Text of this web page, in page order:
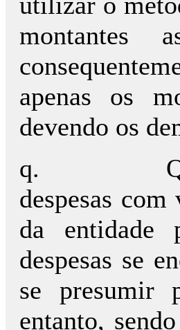
montantes
apenas os
devendo os
q.
despesas
da entidade
despesas se
se presumir
entanto,